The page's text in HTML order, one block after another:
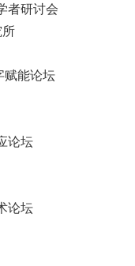
者研讨会
赋能论坛
论坛
论坛